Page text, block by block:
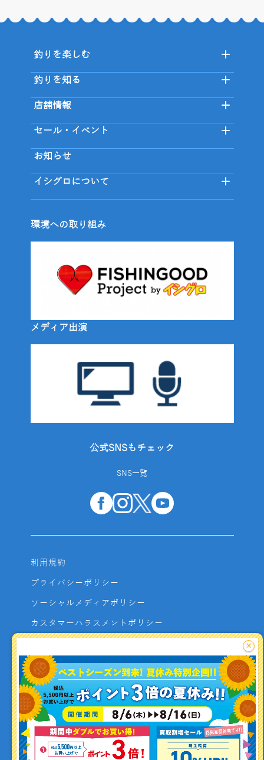
釣り情報を
投稿する
釣りを楽しむ
釣りを知る
店舗情報
セール・イベント
お知らせ
イシグロについて
環境への取り組み
メディア出演
公式SNSもチェック
SNS一覧
利用規約
プライバシーポリシー
ソーシャルメディアポリシー
カスタマーハラスメントポリシー
よくあるご質問
お問い合わせ
利用者資金の保全方法
×